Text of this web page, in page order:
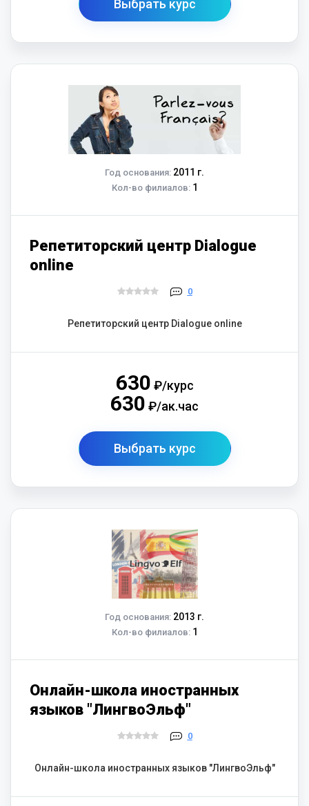
Выбрать курс
Год основания: 2011 г.
Кол-во филиалов:1
Репетиторский центр Dialogue
online
0
Репетиторский центр Dialogue online
630 ₽/курс
630 ₽/ак.час
Выбрать курс
Год основания: 2013 г.
Кол-во филиалов:1
Онлайн-школа иностранных
языков "ЛингвоЭльф"
0
Онлайн-школа иностранных языков "ЛингвоЭльф"